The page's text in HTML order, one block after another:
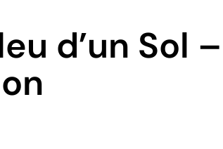
d’un Sol –